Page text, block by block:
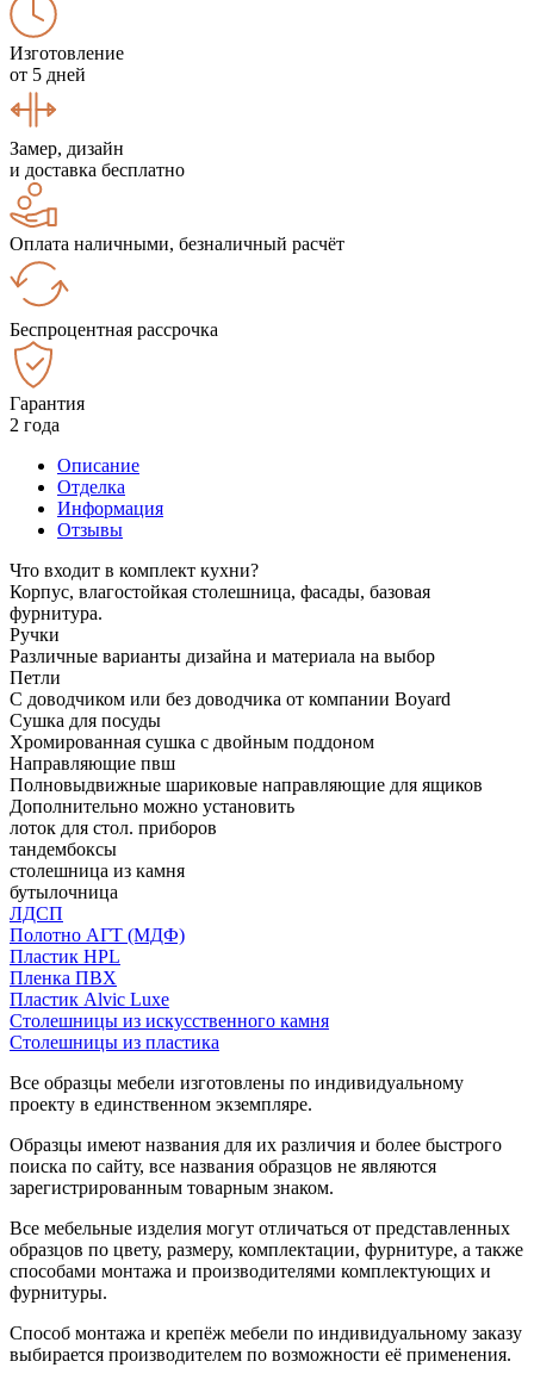
Изготовление
от 5 дней
Замер, дизайн
и доставка бесплатно
Оплата наличными, безналичный расчёт
Беспроцентная рассрочка
Гарантия
2 года
Описание
Отделка
Информация
Отзывы
Что входит в комплект кухни?
Корпус, влагостойкая столешница, фасады, базовая
фурнитура.
Ручки
Различные варианты дизайна и материала на выбор
Петли
С доводчиком или без доводчика от компании Boyard
Сушка для посуды
Хромированная сушка с двойным поддоном
Направляющие пвш
Полновыдвижные шариковые направляющие для ящиков
Дополнительно можно установить
лоток для стол. приборов
тандембоксы
столешница из камня
бутылочница
ЛДСП
Полотно АГТ (МДФ)
Пластик HPL
Пленка ПВХ
Пластик Alvic Luxe
Столешницы из искусственного камня
Столешницы из пластика
Все образцы мебели изготовлены по индивидуальному
проекту в единственном экземпляре.
Образцы имеют названия для их различия и более быстрого
поиска по сайту, все названия образцов не являются
зарегистрированным товарным знаком.
Все мебельные изделия могут отличаться от представленных
образцов по цвету, размеру, комплектации, фурнитуре, а также
способами монтажа и производителями комплектующих и
фурнитуры.
Способ монтажа и крепёж мебели по индивидуальному заказу
выбирается производителем по возможности её применения.